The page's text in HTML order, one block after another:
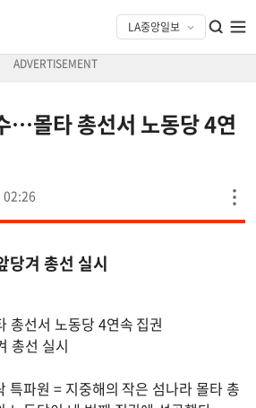
…몰타 총선서 노동당 4연
02:26
당겨 총선 실시
선서 노동당 4연속 집권
총선 실시
특파원 = 지중해의 작은 섬나라 몰타 총